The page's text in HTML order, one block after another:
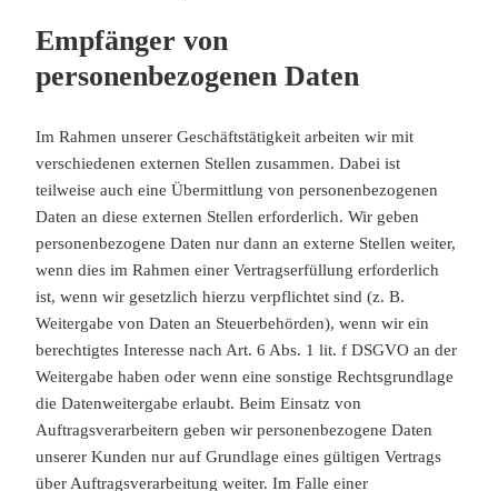
Empfänger von
personenbezogenen Daten
Im Rahmen unserer Geschäftstätigkeit arbeiten wir mit
verschiedenen externen Stellen zusammen. Dabei ist
teilweise auch eine Übermittlung von personenbezogenen
Daten an diese externen Stellen erforderlich. Wir geben
personenbezogene Daten nur dann an externe Stellen weiter,
wenn dies im Rahmen einer Vertragserfüllung erforderlich
ist, wenn wir gesetzlich hierzu verpflichtet sind (z. B.
Weitergabe von Daten an Steuerbehörden), wenn wir ein
berechtigtes Interesse nach Art. 6 Abs. 1 lit. f DSGVO an der
Weitergabe haben oder wenn eine sonstige Rechtsgrundlage
die Datenweitergabe erlaubt. Beim Einsatz von
Auftragsverarbeitern geben wir personenbezogene Daten
unserer Kunden nur auf Grundlage eines gültigen Vertrags
über Auftragsverarbeitung weiter. Im Falle einer